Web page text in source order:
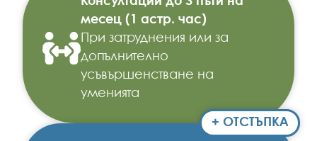
месец (1 астр. час)
При затруднения или за
допълнително
усъвършенстване на
уменията
+ ОТСТЪПКА